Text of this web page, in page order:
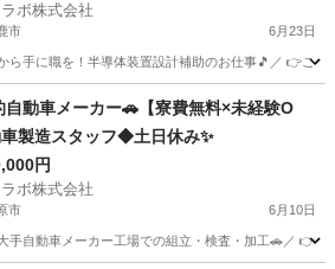
ラボ株式会社
市 6月23日
ら手に職を！半導体装置設計補助のお仕事🎵／ 👉こ
土日
自動車メーカー🚗【寮費無料×未経験O
製造スタッフ◆土日休み✨
円
ラボ株式会社
市 6月10日
手自動車メーカー工場での組立・検査・加工🚗／ 👉